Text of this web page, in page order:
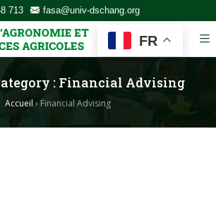
713 fasa@univ-dschang.org
: Financial Advising
Accueil › Financial Advising
FR